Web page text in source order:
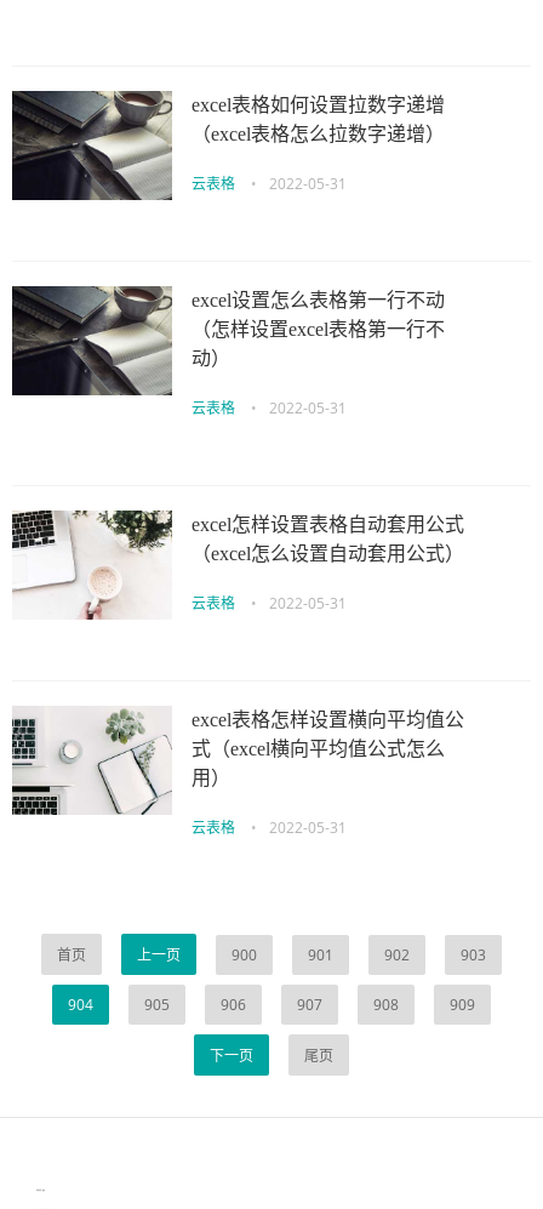
excel表格如何设置拉数字递增
（excel表格怎么拉数字递增）
云表格 • 2022-05-31
excel设置怎么表格第一行不动
（怎样设置excel表格第一行不
动）
云表格 • 2022-05-31
excel怎样设置表格自动套用公式
（excel怎么设置自动套用公式）
云表格 • 2022-05-31
excel表格怎样设置横向平均值公
式（excel横向平均值公式怎么
用）
云表格 • 2022-05-31
首页 上一页 900 901 902 903
904 905 906 907 908 909
下一页 尾页